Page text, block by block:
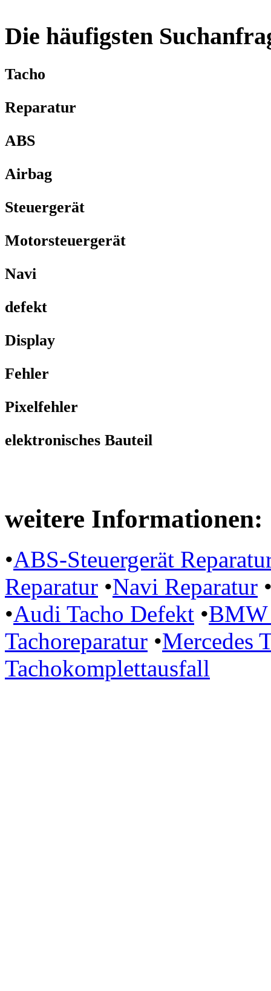
Die häufigsten
Tacho
Reparatur
ABS
Airbag
Steuergerät
Motorsteuergerät
Navi
defekt
Display
Fehler
Pixelfehler
elektronisches Bauteil
weitere Informationen:
•ABS-Steuergerät
Reparatur •Navi Reparatur
•Audi Tacho Defekt •BMW
Tachoreparatur •Mercedes
Tachokomplettausfall